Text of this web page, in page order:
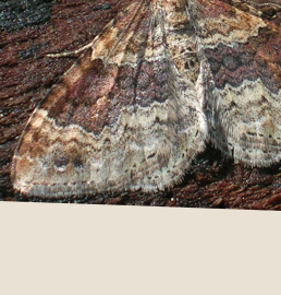
XANTHORHOE
SPADICEARIA
Ga direct naar
Verspreiding
Levenscyclus
Herkenning